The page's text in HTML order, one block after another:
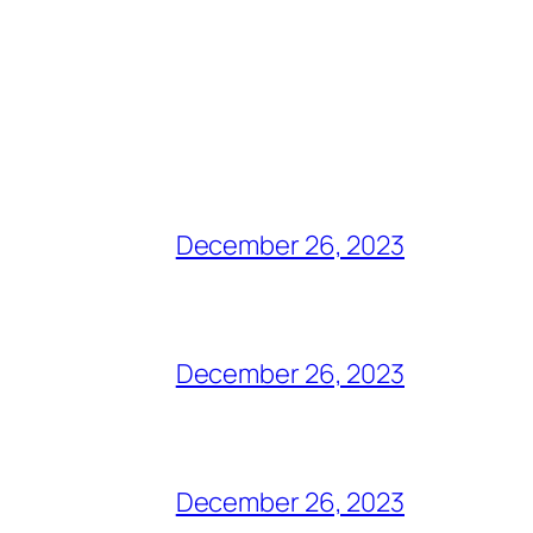
December 26, 2023
December 26, 2023
December 26, 2023